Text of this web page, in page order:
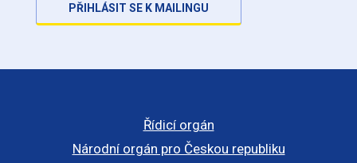
PŘIHLÁSIT SE K MAILINGU
Řídicí orgán
Národní orgán pro Českou republiku